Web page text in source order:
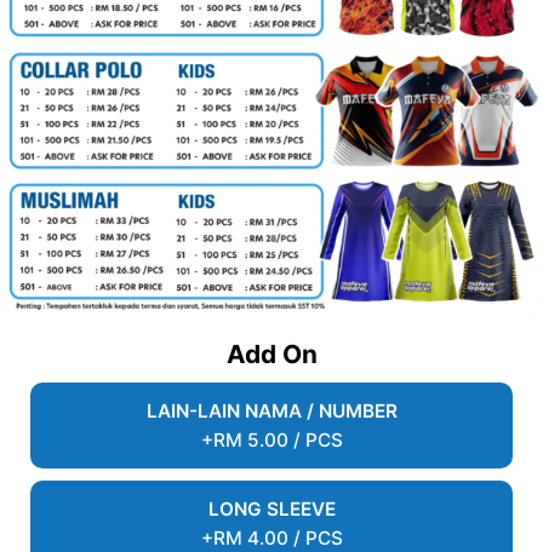
Add On
LAIN-LAIN NAMA / NUMBER
+RM 5.00 / PCS
LONG SLEEVE
+RM 4.00 / PCS